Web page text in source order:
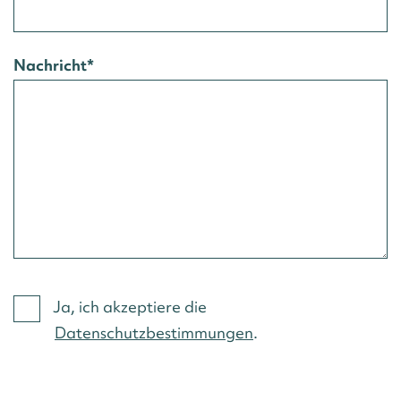
Nachricht*
Ja, ich akzeptiere die
Datenschutzbestimmungen.